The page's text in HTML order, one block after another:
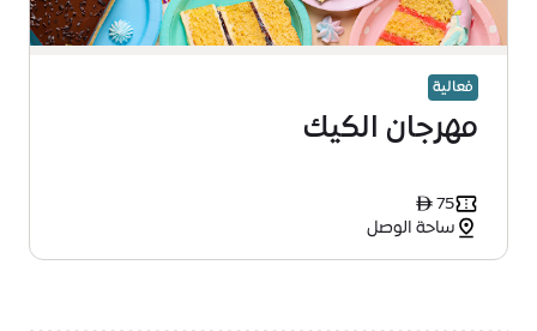
فعالية
مهرجان الكيك
ê 75
ساحة الوصل